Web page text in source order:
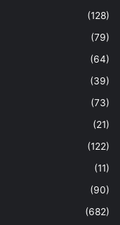
(128)
(79)
(64)
(39)
(73)
(21)
(122)
(11)
(90)
(682)